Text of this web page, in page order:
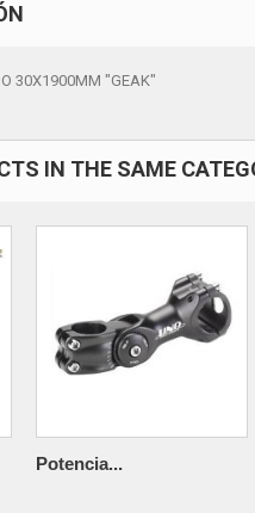
30X1900MM "GEAK"
IN THE SAME
Potencia...